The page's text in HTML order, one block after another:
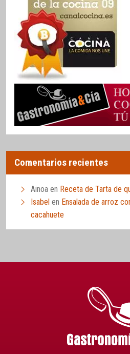
Comentarios recientes
Ainoa en Receta de Tarta de
Isabel en Ensalada de arroz
cacahuete